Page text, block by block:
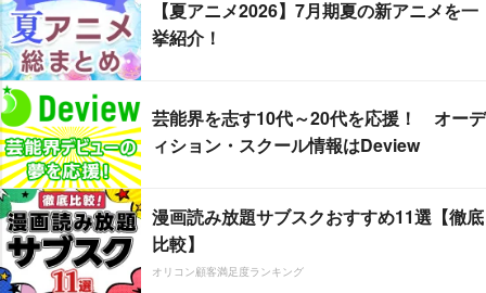
【夏アニメ2026】7月期夏の新アニメを一
挙紹介！
芸能界を志す10代～20代を応援！ オーデ
ィション・スクール情報はDeview
漫画読み放題サブスクおすすめ11選【徹底
比較】
オリコン顧客満足度ランキング